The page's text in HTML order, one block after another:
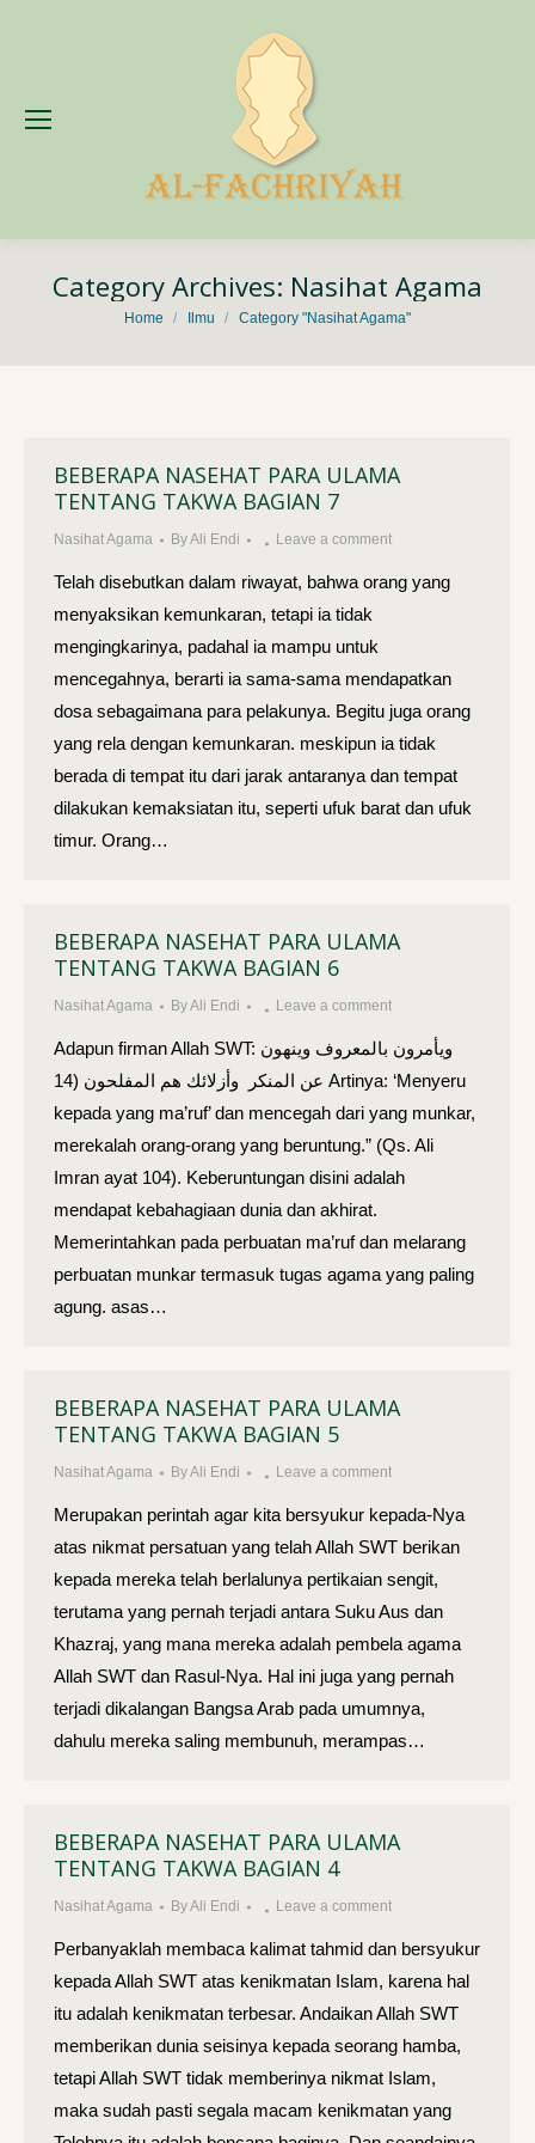
Category Archives: Nasihat Agama
You are here:
Home Ilmu Category "Nasihat Agama"
BEBERAPA NASEHAT PARA ULAMA
TENTANG TAKWA BAGIAN 7
Nasihat Agama ByAli Endi Leave a comment
Telah disebutkan dalam riwayat, bahwa orang yang
menyaksikan kemunkaran, tetapi ia tidak
mengingkarinya, padahal ia mampu untuk
mencegahnya, berarti ia sama-sama mendapatkan
dosa sebagaimana para pelakunya. Begitu juga orang
yang rela dengan kemunkaran. meskipun ia tidak
berada di tempat itu dari jarak antaranya dan tempat
dilakukan kemaksiatan itu, seperti ufuk barat dan ufuk
timur. Orang…
BEBERAPA NASEHAT PARA ULAMA
TENTANG TAKWA BAGIAN 6
Nasihat Agama ByAli Endi Leave a comment
Adapun firman Allah SWT: ويأمرون بالمعروف وينهون
عن المنكر وأزلائك هم المفلحون (14 Artinya: ‘Menyeru
kepada yang ma’ruf’ dan mencegah dari yang munkar,
merekalah orang-orang yang beruntung.” (Qs. Ali
Imran ayat 104). Keberuntungan disini adalah
mendapat kebahagiaan dunia dan akhirat.
Memerintahkan pada perbuatan ma’ruf dan melarang
perbuatan munkar termasuk tugas agama yang paling
agung. asas…
BEBERAPA NASEHAT PARA ULAMA
TENTANG TAKWA BAGIAN 5
Nasihat Agama ByAli Endi Leave a comment
Merupakan perintah agar kita bersyukur kepada-Nya
atas nikmat persatuan yang telah Allah SWT berikan
kepada mereka telah berlalunya pertikaian sengit,
terutama yang pernah terjadi antara Suku Aus dan
Khazraj, yang mana mereka adalah pembela agama
Allah SWT dan Rasul-Nya. Hal ini juga yang pernah
terjadi dikalangan Bangsa Arab pada umumnya,
dahulu mereka saling membunuh, merampas…
BEBERAPA NASEHAT PARA ULAMA
TENTANG TAKWA BAGIAN 4
Nasihat Agama ByAli Endi Leave a comment
Perbanyaklah membaca kalimat tahmid dan bersyukur
kepada Allah SWT atas kenikmatan Islam, karena hal
itu adalah kenikmatan terbesar. Andaikan Allah SWT
memberikan dunia seisinya kepada seorang hamba,
tetapi Allah SWT tidak memberinya nikmat Islam,
maka sudah pasti segala macam kenikmatan yang